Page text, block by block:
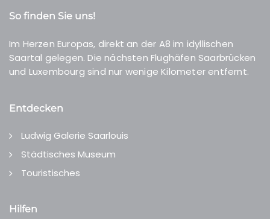
So finden Sie uns!
Im Herzen Europas, direkt an der A8 im idyllischen
Saartal gelegen. Die nächsten Flughäfen Saarbrücken
und Luxembourg sind nur wenige Kilometer entfernt.
Entdecken
Ludwig Galerie Saarlouis
Städtisches Museum
Touristisches
Hilfen